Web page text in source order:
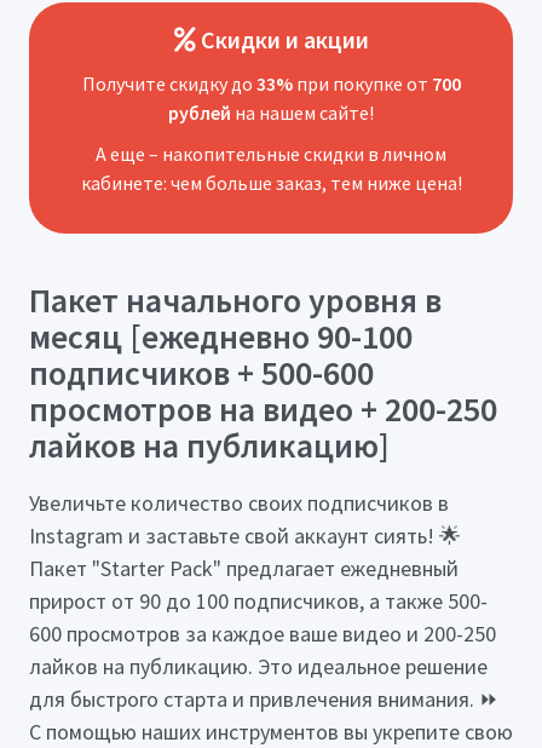
Скидки и акции
Получите скидку до 33%при покупке от 700
рублей на нашем сайте!
А еще – накопительные скидки в личном
кабинете: чем больше заказ, тем ниже цена!
Пакет начального уровня в
месяц [ежедневно 90-100
подписчиков + 500-600
просмотров на видео + 200-250
лайков на публикацию]
Увеличьте количество своих подписчиков в
Instagram и заставьте свой аккаунт сиять! 🌟
Пакет "Starter Pack" предлагает ежедневный
прирост от 90 до 100 подписчиков, а также 500-
600 просмотров за каждое ваше видео и 200-250
лайков на публикацию. Это идеальное решение
для быстрого старта и привлечения внимания. ⏩
С помощью наших инструментов вы укрепите свою